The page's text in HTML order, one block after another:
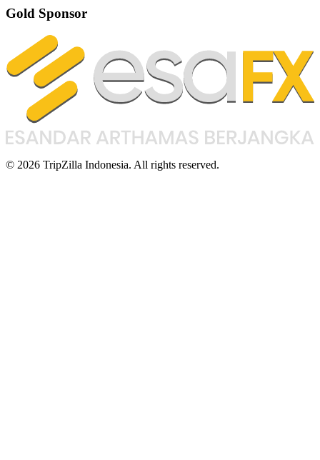
Gold Sponsor
© 2026 TripZilla Indonesia. All rights reserved.